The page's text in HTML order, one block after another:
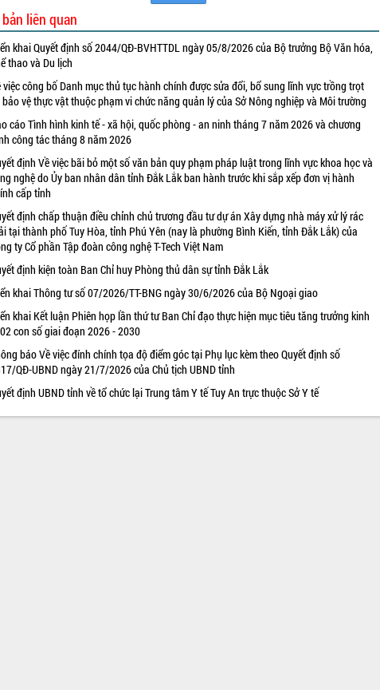
liên quan
khai Quyết định số 2044/QĐ-BVHTTDL ngày 05/8/2026 của Bộ trưởng Bộ Văn hóa,
thao và Du lịch
việc công bố Danh mục thủ tục hành chính được sửa đổi, bổ sung lĩnh vực trồng trọt
bảo vệ thực vật thuộc phạm vi chức năng quản lý của Sở Nông nghiệp và Môi trường
cáo Tình hình kinh tế - xã hội, quốc phòng - an ninh tháng 7 năm 2026 và chương
công tác tháng 8 năm 2026
định Về việc bãi bỏ một số văn bản quy phạm pháp luật trong lĩnh vực khoa học và
nghệ do Ủy ban nhân dân tỉnh Đắk Lắk ban hành trước khi sắp xếp đơn vị hành
cấp tỉnh
định chấp thuận điều chỉnh chủ trương đầu tư dự án Xây dựng nhà máy xử lý rác
tại thành phố Tuy Hòa, tỉnh Phú Yên (nay là phường Bình Kiến, tỉnh Đắk Lắk) của
ty Cổ phần Tập đoàn công nghệ T-Tech Việt Nam
định kiện toàn Ban Chỉ huy Phòng thủ dân sự tỉnh Đắk Lắk
khai Thông tư số 07/2026/TT-BNG ngày 30/6/2026 của Bộ Ngoại giao
khai Kết luận Phiên họp lần thứ tư Ban Chỉ đạo thực hiện mục tiêu tăng trưởng kinh
con số giai đoạn 2026 - 2030
báo Về việc đính chính tọa độ điểm góc tại Phụ lục kèm theo Quyết định số
QĐ-UBND ngày 21/7/2026 của Chủ tịch UBND tỉnh
định UBND tỉnh về tổ chức lại Trung tâm Y tế Tuy An trực thuộc Sở Y tế